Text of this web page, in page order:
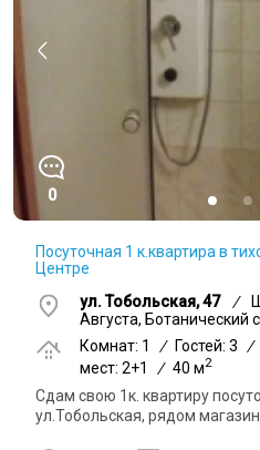
0
Посуточная 1 к.квартира в
Центре
ул. Тобольская, 47 /
Августа, Ботанический
Комнат: 1
/ Гостей: 3 /
мест: 2+1
/ 40 м2
Сдам свою 1к. квартиру
ул.Тобольская, рядом